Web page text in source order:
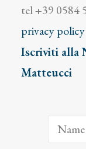
tel +39 0584
privacy policy
Iscriviti alla
Matteucci